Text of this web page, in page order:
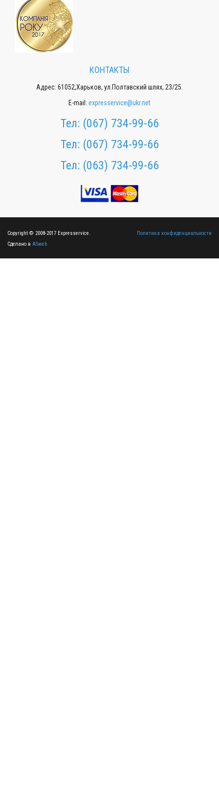
КОНТАКТЫ
Адрес: 61052,Харьков, ул.Полтавский шлях, 23/25.
E-mail: expresservice@ukr.net
Тел: (067) 734-99-66
Тел: (067) 734-99-66
Тел: (063) 734-99-66
Copyright © 2008-2017 Expresservice.
Сделано в ASweb
Политика конфиденциальности